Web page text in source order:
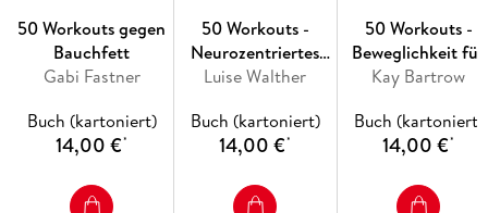
ihre Grenzen stoßen. Mit einer Dauer zwischen 5 und 60
Minuten lässt sich das Training leicht in deinen Alltag
integrieren.
Die ausführlich beschriebenenSchritt-für-Schritt-
Anleitungensowie zahlreicheTipps zu Handpflege, richtigem
sicheres und ultimatives Trainingserlebnis.
50 Workouts gegen
Bauchfett
Gabi Fastner
Buch (kartoniert)
14,00 €*
50 Workouts -
Neurozentriertes
Training
Luise Walther
Buch (kartoniert)
14,00 €*
50 Workouts -
Beweglichkeit für
Senioren
Kay Bartrow
Buch (kartoniert)
14,00 €*